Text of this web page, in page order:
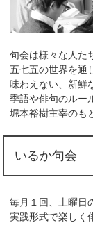
句会は様々な人た
五七五の世界を通
味わえない、新鮮
季語や俳句のルー
堀本裕樹主宰のも
いるか句会
毎月１回、土曜日
実践形式で楽しく